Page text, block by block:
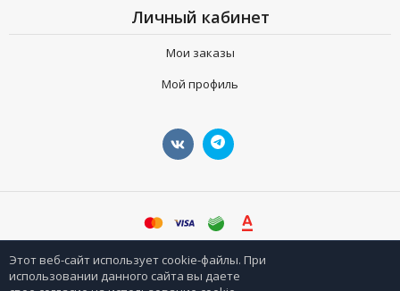
Личный кабинет
Мои заказы
Мой профиль
©sharpeyshop.ru
Этот веб-сайт использует cookie-файлы. При
использовании данного сайта вы даете